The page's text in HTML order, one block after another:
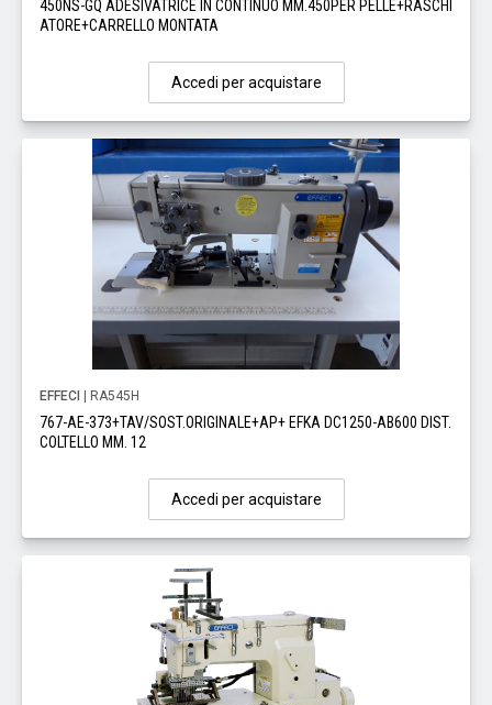
450NS-GQ ADESIVATRICE IN CONTINUO MM.450PER PELLE+RASCHI
ATORE+CARRELLO MONTATA
Accedi per acquistare
EFFECI | RA545H
767-AE-373+TAV/SOST.ORIGINALE+AP+ EFKA DC1250-AB600 DIST.
COLTELLO MM. 12
Accedi per acquistare